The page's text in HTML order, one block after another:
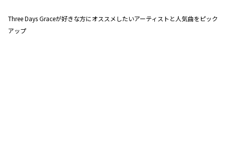
Three Days Graceが好きな方にオススメしたいアーティストと人気曲をピック
アップ